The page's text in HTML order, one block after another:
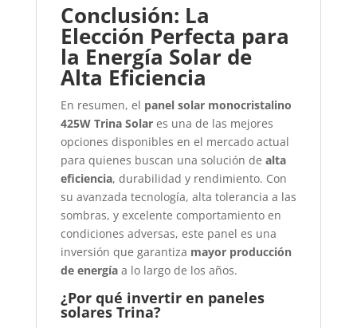
Conclusión: La
Elección Perfecta para
la Energía Solar de
Alta Eficiencia
En resumen, el panel solar monocristalino
425W Trina Solares una de las mejores
opciones disponibles en el mercado actual
para quienes buscan una solución de alta
eficiencia, durabilidad y rendimiento. Con
su avanzada tecnología, alta tolerancia a las
sombras, y excelente comportamiento en
condiciones adversas, este panel es una
inversión que garantiza mayor producción
de energíaa lo largo de los años.
¿Por qué invertir en paneles
solares Trina?